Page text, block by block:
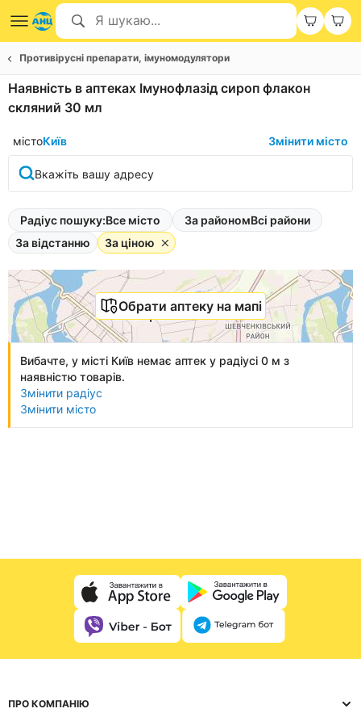
Противірусні препарати, імуномодулятори
Наявність в аптеках Імунофлазід сироп флакон
скляний 30 мл
містоКиїв Змінити місто
Вкажіть вашу адресу
Радіус пошуку:Все місто За райономВсі райони
За відстанню
За ціною
Обрати аптеку на мапі
Вибачте, у місті Київ немає аптек у радіусі 0 м з
наявністю товарів.
Змінити радіус
Змінити місто
ПРО КОМПАНІЮ